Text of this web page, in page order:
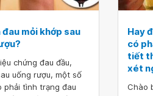
mỏi khớp sau
chứng đau đầu,
uống rượu, một số
phải tình trạng đau
Hay
có
tiết
xét
Chào